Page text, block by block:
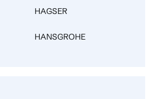
HAGSER
HANSGROHE